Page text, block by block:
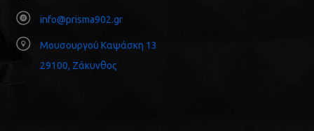
info@prisma902.gr
Μουσουργού Καψάσκη 13
29100, Ζάκυνθος